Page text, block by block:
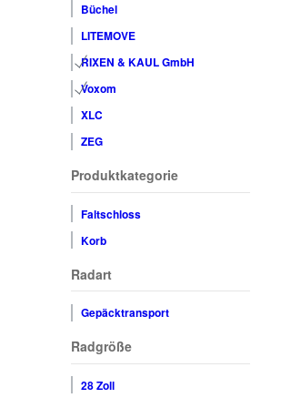
Büchel
LITEMOVE
RIXEN & KAUL GmbH
Voxom
XLC
ZEG
Produktkategorie
Faltschloss
Korb
Radart
Gepäcktransport
Radgröße
28 Zoll